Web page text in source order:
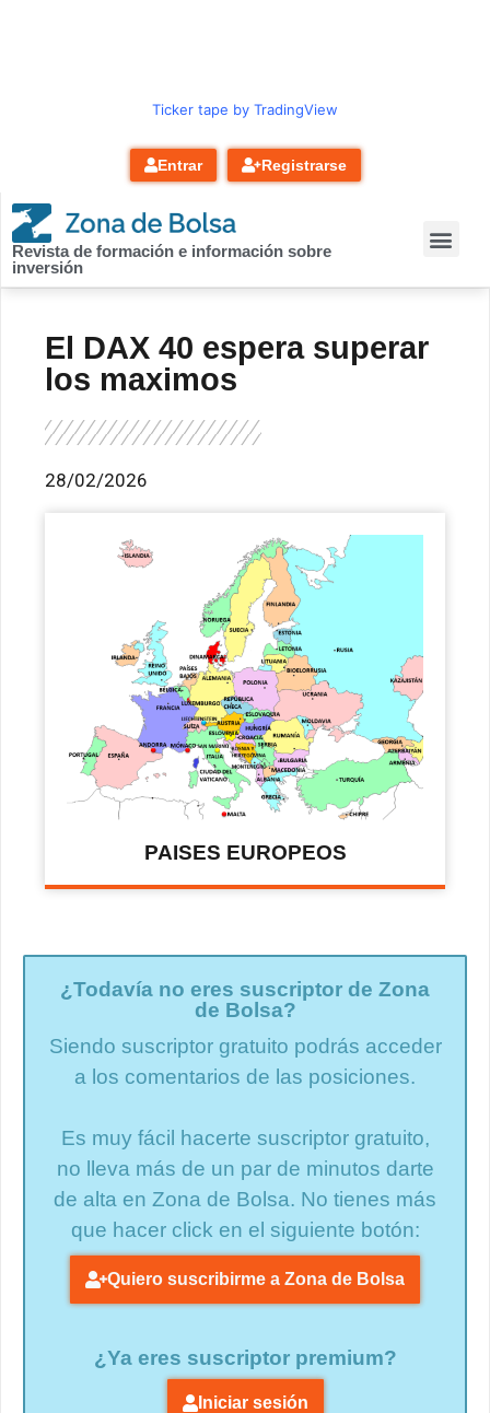
Ticker tape by TradingView
Entrar Registrarse
Revista de formación e información sobre
inversión
El DAX 40 espera superar
los maximos
28/02/2026
PAISES EUROPEOS
¿Todavía no eres suscriptor de Zona
de Bolsa?
Siendo suscriptor gratuito podrás acceder
a los comentarios de las posiciones.
Es muy fácil hacerte suscriptor gratuito,
no lleva más de un par de minutos darte
de alta en Zona de Bolsa. No tienes más
que hacer click en el siguiente botón:
Quiero suscribirme a Zona de Bolsa
¿Ya eres suscriptor premium?
Iniciar sesión